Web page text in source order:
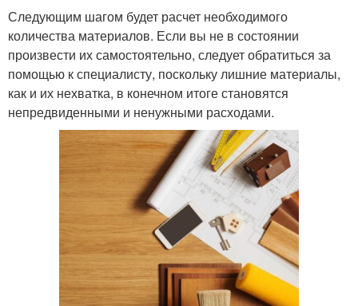
Следующим шагом будет расчет необходимого
количества материалов. Если вы не в состоянии
произвести их самостоятельно, следует обратиться за
помощью к специалисту, поскольку лишние материалы,
как и их нехватка, в конечном итоге становятся
непредвиденными и ненужными расходами.